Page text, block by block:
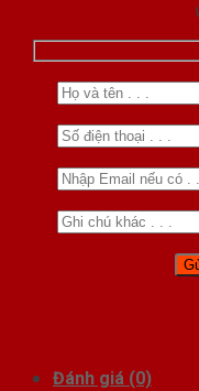
Đánh giá (0)